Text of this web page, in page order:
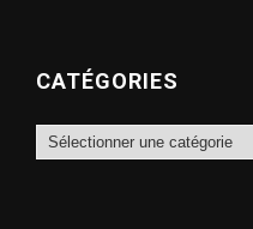
CATÉGORIES
Catégories